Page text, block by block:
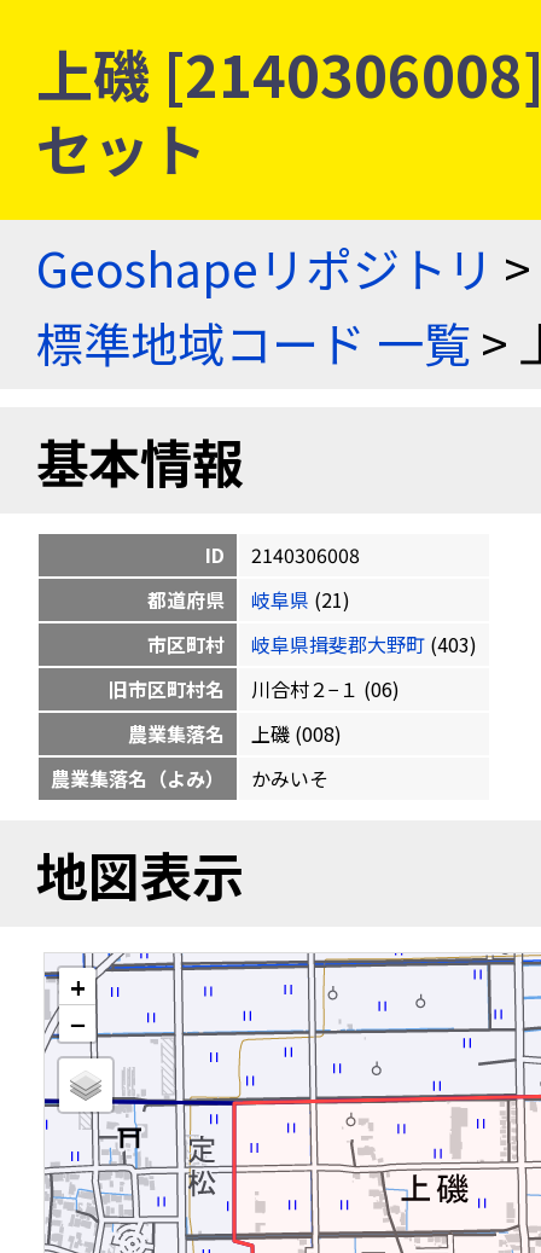
上磯
セット
Geoshapeリポジトリ >
標準地域コード 一覧>
基本情報
ID
2140306008
都道府県
岐阜県 (21)
市区町村
岐阜県揖斐郡大野町 (403)
旧市区町村名
川合村２−１ (06)
農業集落名
上磯 (008)
農業集落名（よみ）
かみいそ
地図表示
+
−